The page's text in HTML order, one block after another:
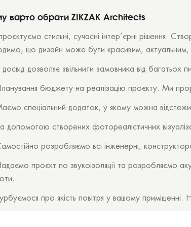
варто обрати ZIKZAK Architects
стильні, сучасні інтер’єрні рішення.
що дизайн може бути красивим, актуальним,
дозволяє звільнити замовника від багатьох
бюджету на реалізацію проєкту. Ми
спеціальний додаток, у якому можна
допомогою створених фотореалістичних
розробляємо всі інженерні,
проєкт по звукоізоляції та розробляємо
про якість повітря у вашому